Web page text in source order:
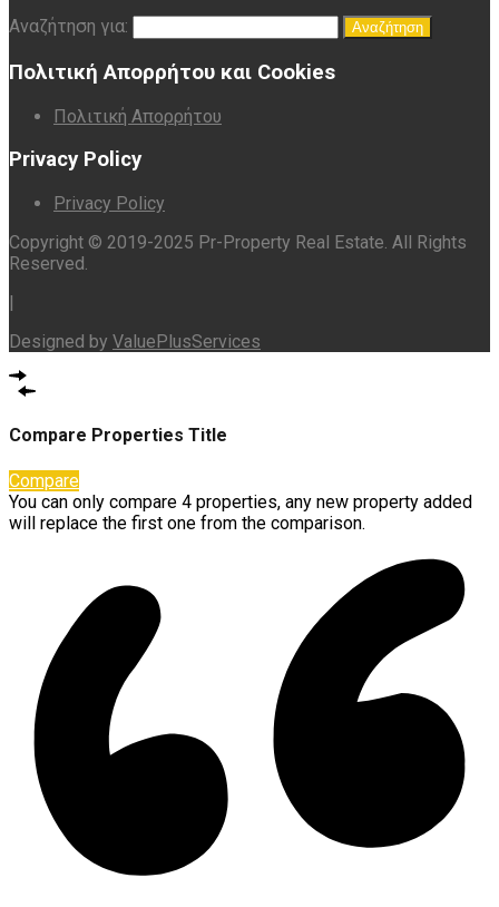
Αναζήτηση για:
Πολιτική Απορρήτου και Cookies
Πολιτική Απορρήτου
Privacy Policy
Privacy Policy
Copyright © 2019-2025 Pr-Property Real Estate. All Rights
Reserved.
|
Designed by ValuePlusServices
Compare Properties Title
Compare
You can only compare 4 properties, any new property added
will replace the first one from the comparison.